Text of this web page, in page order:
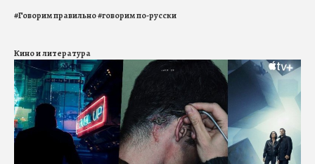
#Говорим правильно#говорим по-русски
Кино и литература